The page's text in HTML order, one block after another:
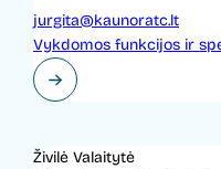
jurgita@kaunoratc.lt
Vykdomos funkcijos ir
Živilė Valaitytė